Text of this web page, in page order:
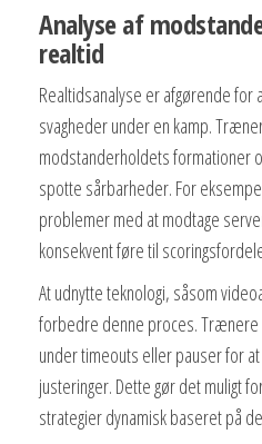
Analyse af
realtid
Realtidsanalyse er afgørende
svagheder under en kamp.
modstanderholdets formationer
spotte sårbarheder. For
problemer med at modtage
konsekvent føre til
At udnytte teknologi, såsom
forbedre denne proces. Trænere
under timeouts eller pauser for
justeringer. Dette gør det muligt
strategier dynamisk baseret på